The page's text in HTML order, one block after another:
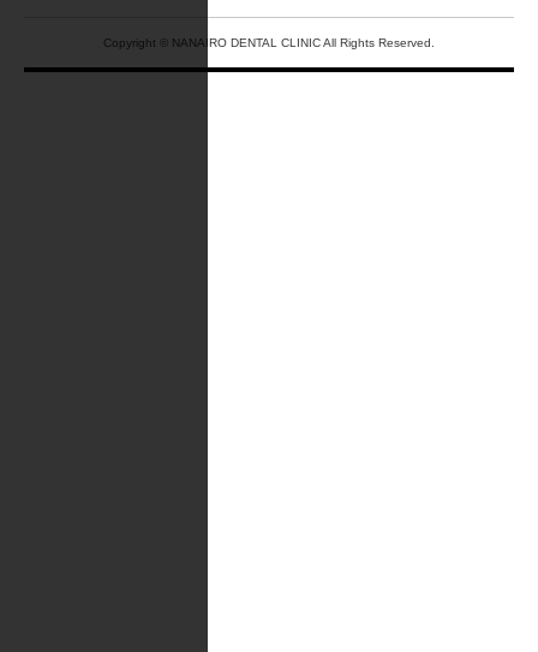
Copyright © NANAIRO DENTAL CLINIC All Rights Reserved.